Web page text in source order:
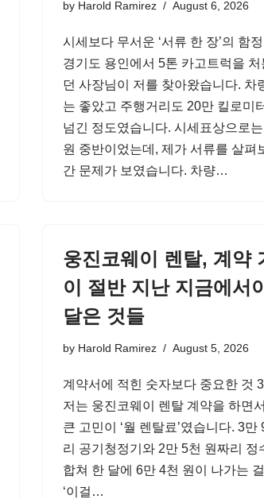
by Harold Ramirez August 6, 2026
시세보다 무서운 ‘서류 한 장’의 함
경기도 용인에서 5톤 카고트럭을 처
던 사장님이 저를 찾아왔습니다. 차
는 좋았고 주행거리도 20만 킬로미
넘긴 정도였습니다. 시세표상으로
원 중반이었는데, 제가 서류를 살펴
간 문제가 보였습니다. 차량…
웅진코웨이 렌탈, 계약
이 절반 지난 지금에서
달은 것들
by Harold Ramirez August 5, 2026
계약서에 적힌 숫자보다 중요한 것
저는 웅진코웨이 렌탈 계약을 하면
큰 고민이 ‘월 렌탈료’였습니다. 3만
리 공기청정기와 2만 5천 원짜리 정
합쳐 한 달에 6만 4천 원이 나가는
‘이걸…